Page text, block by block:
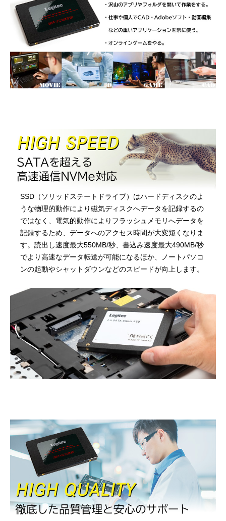
SSD（ソリッドステートドライブ）はハードディスクのよ
うな物理的動作により磁気ディスクへデータを記録するの
ではなく、電気的動作によりフラッシュメモリへデータを
記録するため、データへのアクセス時間が大変短くなりま
す。読出し速度最大550MB/秒、書込み速度最大490MB/秒
でより高速なデータ転送が可能になるほか、ノートパソコ
ンの起動やシャットダウンなどのスピードが向上します。